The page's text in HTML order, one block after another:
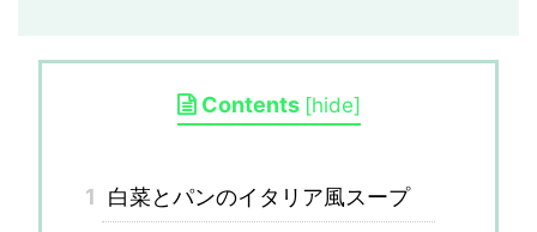
Contents [hide]
1
白菜とパンのイタリア風スープ